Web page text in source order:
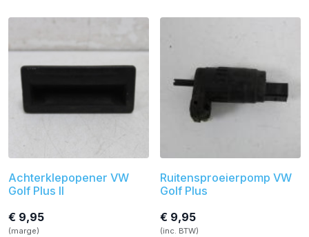
Achterklepopener VW
Golf Plus II
€ 9,95
(marge)
Ruitensproeierpomp VW
Golf Plus
€ 9,95
(inc. BTW)